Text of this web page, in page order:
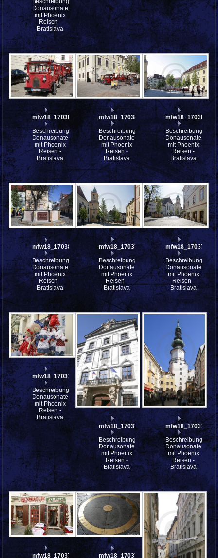
Beschreibung:
Donausonate
mit Phoenix
Reisen -
Bratislava
mfw18_170385
Beschreibung:
Donausonate
mit Phoenix
Reisen -
Bratislava
mfw18_170384
Beschreibung:
Donausonate
mit Phoenix
Reisen -
Bratislava
mfw18_170382
Beschreibung:
Donausonate
mit Phoenix
Reisen -
Bratislava
mfw18_170380
Beschreibung:
Donausonate
mit Phoenix
Reisen -
Bratislava
mfw18_170378
Beschreibung:
Donausonate
mit Phoenix
Reisen -
Bratislava
mfw18_170376
Beschreibung:
Donausonate
mit Phoenix
Reisen -
Bratislava
mfw18_170375
Beschreibung:
Donausonate
mit Phoenix
Reisen -
Bratislava
mfw18_170374
Beschreibung:
Donausonate
mit Phoenix
Reisen -
Bratislava
mfw18_170373
Beschreibung:
Donausonate
mit Phoenix
Reisen -
Bratislava
mfw18_170372
mfw18_170371